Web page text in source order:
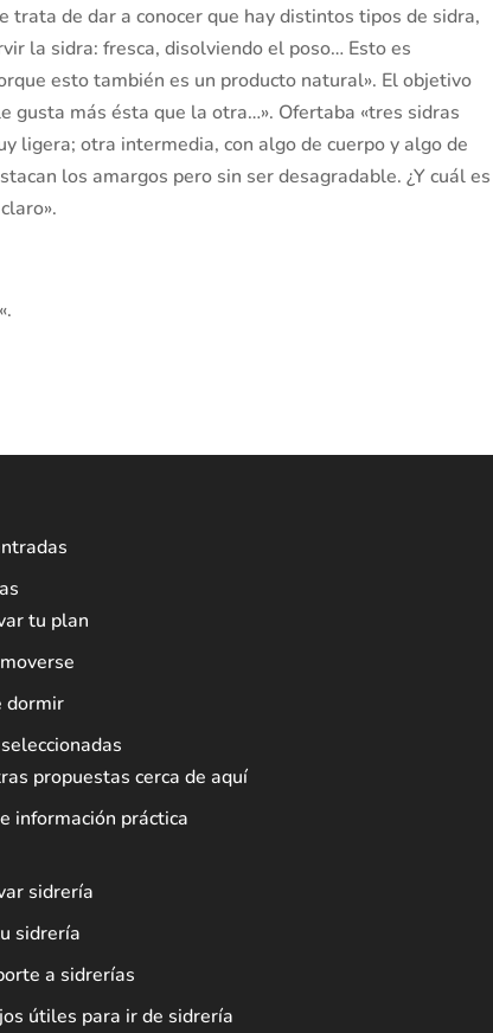
de dar a conocer que hay distintos tipos de sidra,
la sidra: fresca, disolviendo el poso… Esto es
esto también es un producto natural». El objetivo
gusta más ésta que la otra…». Ofertaba «tres sidras
ligera; otra intermedia, con algo de cuerpo y algo de
los amargos pero sin ser desagradable. ¿Y cuál es
«.
tu plan
dormir
propuestas cerca de aquí
información práctica
sidrería
sidrería
a sidrerías
útiles para ir de sidrería